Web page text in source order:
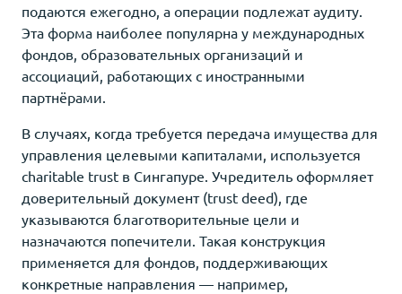
подаются ежегодно, а операции подлежат аудиту.
Эта форма наиболее популярна у международных
фондов, образовательных организаций и
ассоциаций, работающих с иностранными
партнёрами.
В случаях, когда требуется передача имущества для
управления целевыми капиталами, используется
charitable trust в Сингапуре. Учредитель оформляет
доверительный документ (trust deed), где
указываются благотворительные цели и
назначаются попечители. Такая конструкция
применяется для фондов, поддерживающих
конкретные направления — например,